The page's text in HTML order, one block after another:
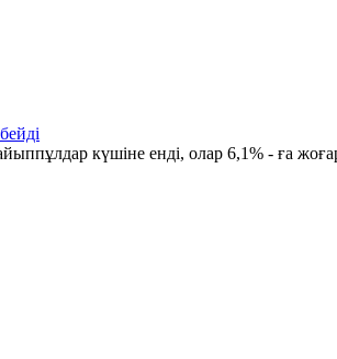
күшіне енді, олар 6,1% - ға